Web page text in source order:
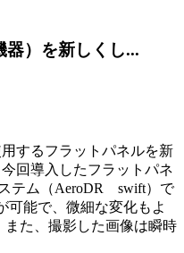
器）を新しくし...
するフラットパネルを新
回導入したフラットパネ
テム（AeroDR swift）で
可能で、微細な変化もよ
また、撮影した画像は瞬時